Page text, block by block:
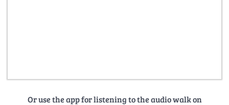
Or use the app for listening to the audio walk on